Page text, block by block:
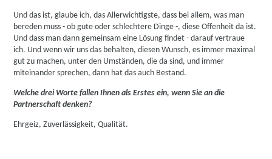
Und das ist, glaube ich, das Allerwichtigste, dass bei allem, was man
bereden muss - ob gute oder schlechtere Dinge -, diese Offenheit da ist.
Und dass man dann gemeinsam eine Lösung findet - darauf vertraue
ich. Und wenn wir uns das behalten, diesen Wunsch, es immer maximal
gut zu machen, unter den Umständen, die da sind, und immer
miteinander sprechen, dann hat das auch Bestand.
Welche drei Worte fallen Ihnen als Erstes ein, wenn Sie an die
Partnerschaft denken?
Ehrgeiz, Zuverlässigkeit, Qualität.